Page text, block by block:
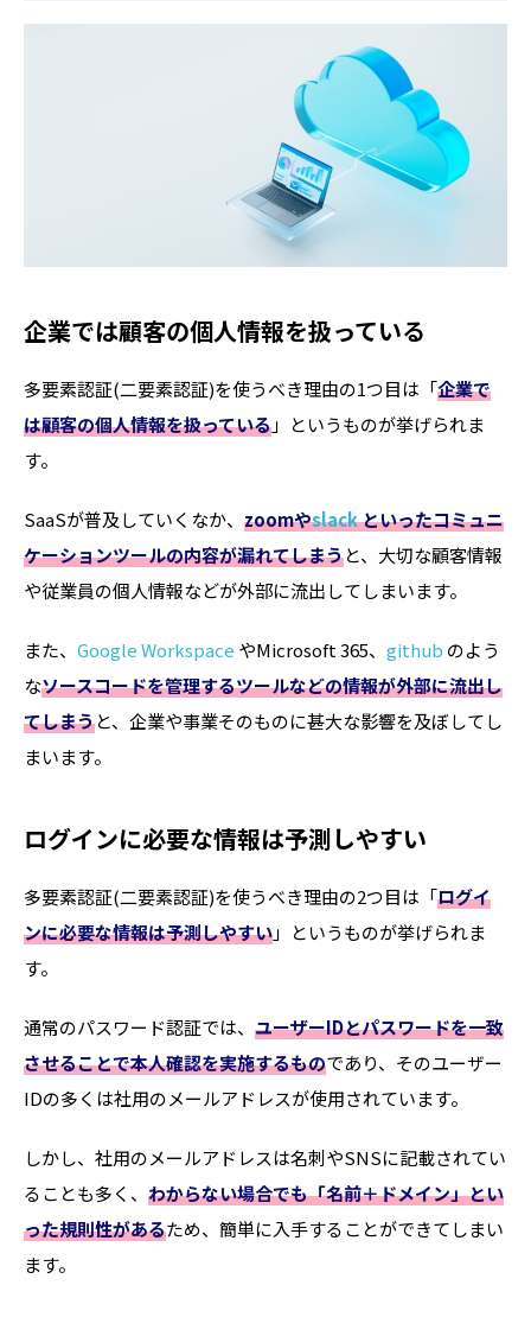
企業では顧客の個人情報を扱っている
多要素認証(二要素認証)を使うべき理由の1つ目は「企業で
は顧客の個人情報を扱っている」というものが挙げられま
す。
SaaSが普及していくなか、 zoomやslackといったコミュニ
ケーションツールの内容が漏れてしまうと、大切な顧客情報
や従業員の個人情報などが外部に流出してしまいます。
また、 Google Workspace やMicrosoft 365、 github のよう
なソースコードを管理するツールなどの情報が外部に流出し
てしまうと、企業や事業そのものに甚大な影響を及ぼしてし
まいます。
ログインに必要な情報は予測しやすい
多要素認証(二要素認証)を使うべき理由の2つ目は「ログイ
ンに必要な情報は予測しやすい」というものが挙げられま
す。
通常のパスワード認証では、 ユーザーIDとパスワードを一致
させることで本人確認を実施するものであり、そのユーザー
IDの多くは社用のメールアドレスが使用されています。
しかし、社用のメールアドレスは名刺やSNSに記載されてい
ることも多く、 わからない場合でも「名前＋ドメイン」とい
った規則性があるため、簡単に入手することができてしまい
ます。